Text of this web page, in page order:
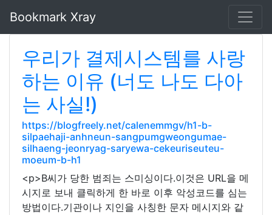
Bookmark Xray
우리가 결제시스템를 사랑
하는 이유 (너도 나도 다아
는 사실!)
https://blogfreely.net/calenemmgv/h1-b-
silpaehaji-anhneun-sangpumgweongumae-
silhaeng-jeonryag-saryewa-cekeuriseuteu-
moeum-b-h1
<p>B씨가 당한 범죄는 스미싱이다.이것은 URL을 메
시지로 보내 클릭하게 한 바로 이후 악성코드를 심는
방법이다.기관이나 지인을 사칭한 문자 메시지와 같